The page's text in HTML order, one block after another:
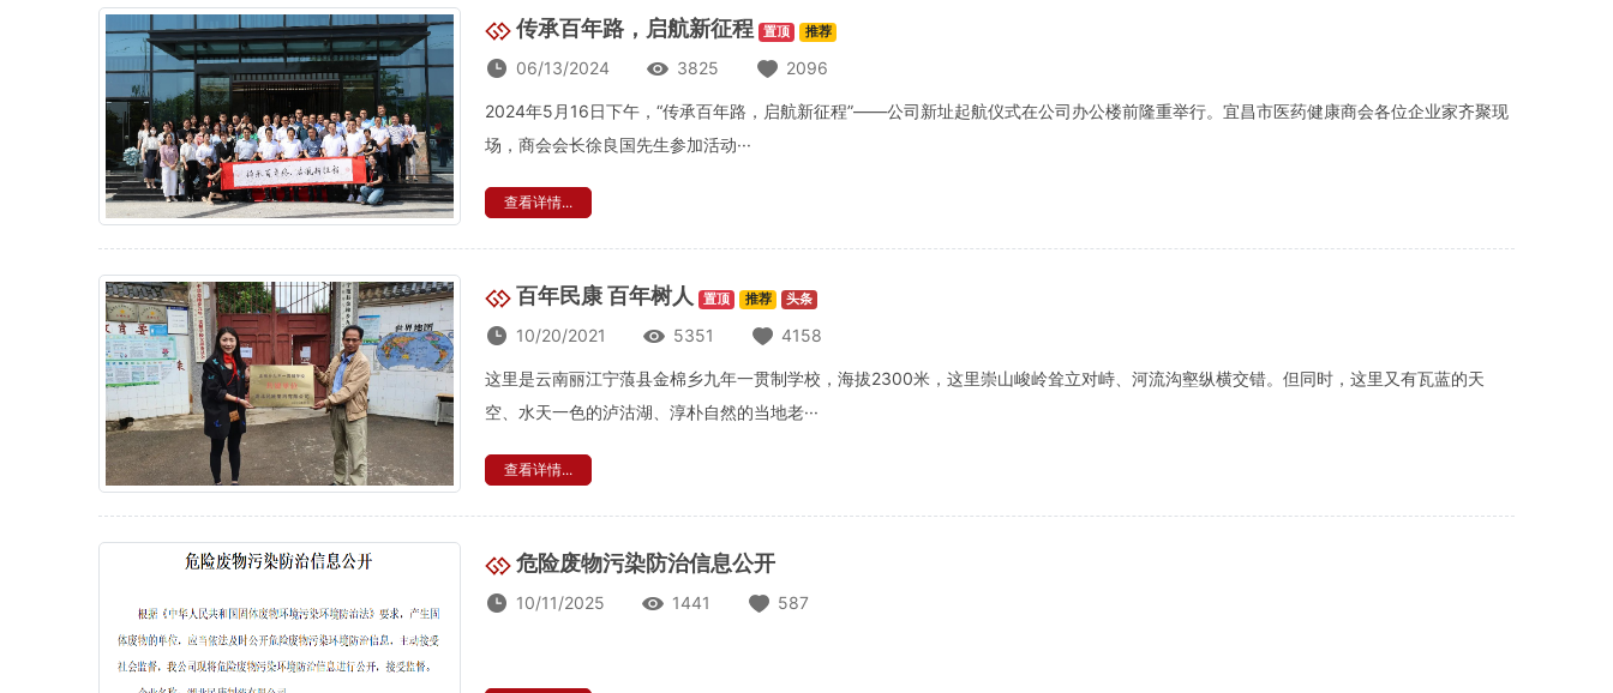
传承百年路，启航新征程 置顶 推荐
06/13/2024 3825 2096
2024年5月16日下午，“传承百年路，启航新征程”——公司新址起航仪式在公司办公楼前隆重举行。宜昌市医药健康商会各位企业家齐聚现
场，商会会长徐良国先生参加活动···
查看详情...
百年民康 百年树人 置顶 推荐 头条
10/20/2021 5351 4158
这里是云南丽江宁蒗县金棉乡九年一贯制学校，海拔2300米，这里崇山峻岭耸立对峙、河流沟壑纵横交错。但同时，这里又有瓦蓝的天
空、水天一色的泸沽湖、淳朴自然的当地老···
查看详情...
危险废物污染防治信息公开
10/11/2025 1441 587